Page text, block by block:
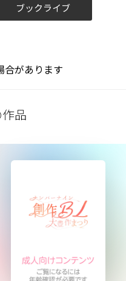
ブックライブ
があります
品